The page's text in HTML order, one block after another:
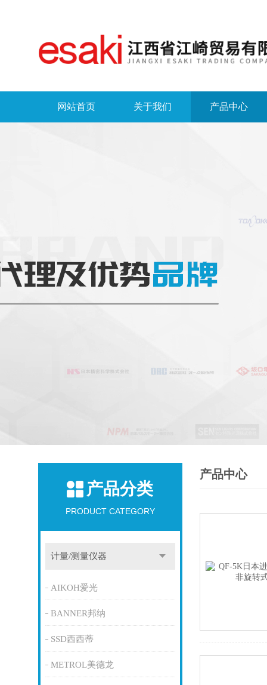
网站首页 关于我们 产品中心
产品分类
PRODUCT CATEGORY
计量/测量仪器
AIKOH爱光
BANNER邦纳
SSD西西蒂
METROL美德龙
产品中心